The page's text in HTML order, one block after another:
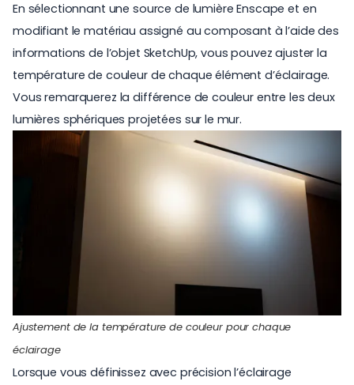
En sélectionnant une source de lumière Enscape et en
modifiant le matériau assigné au composant à l’aide des
informations de l’objet SketchUp, vous pouvez ajuster la
température de couleur de chaque élément d’éclairage.
Vous remarquerez la différence de couleur entre les deux
lumières sphériques projetées sur le mur.
Ajustement de la température de couleur pour chaque
éclairage
Lorsque vous définissez avec précision l’éclairage